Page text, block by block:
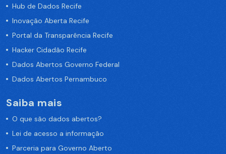
Hub de Dados Recife
Inovação Aberta Recife
Portal da Transparência Recife
Hacker Cidadão Recife
Dados Abertos Governo Federal
Dados Abertos Pernambuco
Saiba mais
O que são dados abertos?
Lei de acesso a informação
Parceria para Governo Aberto